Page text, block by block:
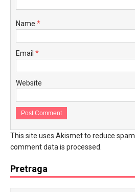
Name *
Email *
Website
This site uses Akismet to reduce spam.
comment data is processed.
Pretraga